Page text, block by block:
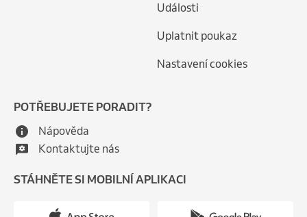
Události
Uplatnit poukaz
Nastavení cookies
POTŘEBUJETE PORADIT?
Nápověda
Kontaktujte nás
STÁHNĚTE SI MOBILNÍ APLIKACI